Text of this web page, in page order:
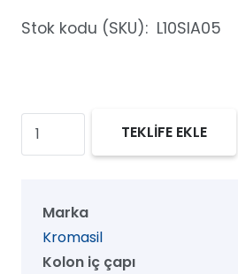
Stok kodu (SKU): L10SIA05
Kromasil
300
Kolon,
300
TEKLİFE EKLE
Marka
Kromasil
Kolon iç çapı